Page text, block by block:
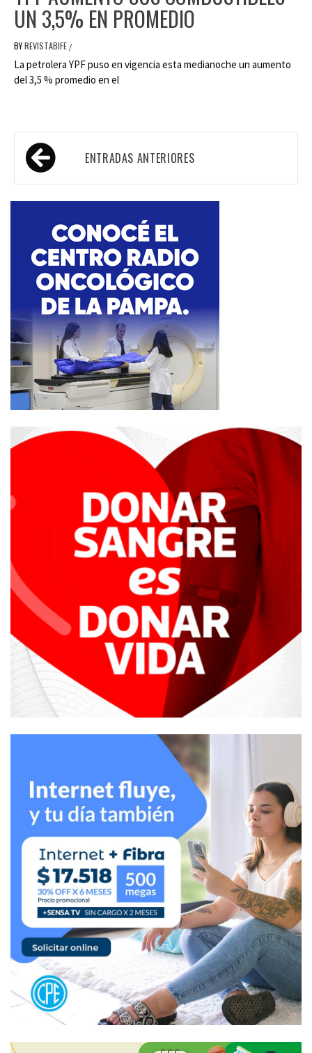
UN 3,5% EN PROMEDIO
BYREVISTABIFE /
La petrolera YPF puso en vigencia esta medianoche un aumento
del 3,5 % promedio en el
Navegación
de
entradas
ENTRADAS ANTERIORES